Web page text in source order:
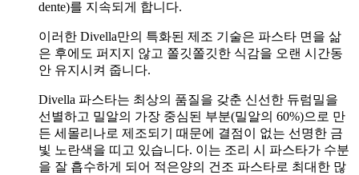
dente)를 지속되게 합니다.
이러한 Divella만의 특화된 제조 기술은 파스타 면을 삶
은 후에도 퍼지지 않고 쫄깃쫄깃한 식감을 오랜 시간동
안 유지시켜 줍니다.
Divella 파스타는 최상의 품질을 갖춘 신선한 듀럼밀을
선별하고 밀알의 가장 중심된 부분(밀알의 60%)으로 만
든 세몰리나로 제조되기 때문에 결점이 없는 선명한 금
빛 노란색을 띠고 있습니다. 이는 조리 시 파스타가 수분
을 잘 흡수하게 되어 적은양의 건조 파스타로 최대한 많